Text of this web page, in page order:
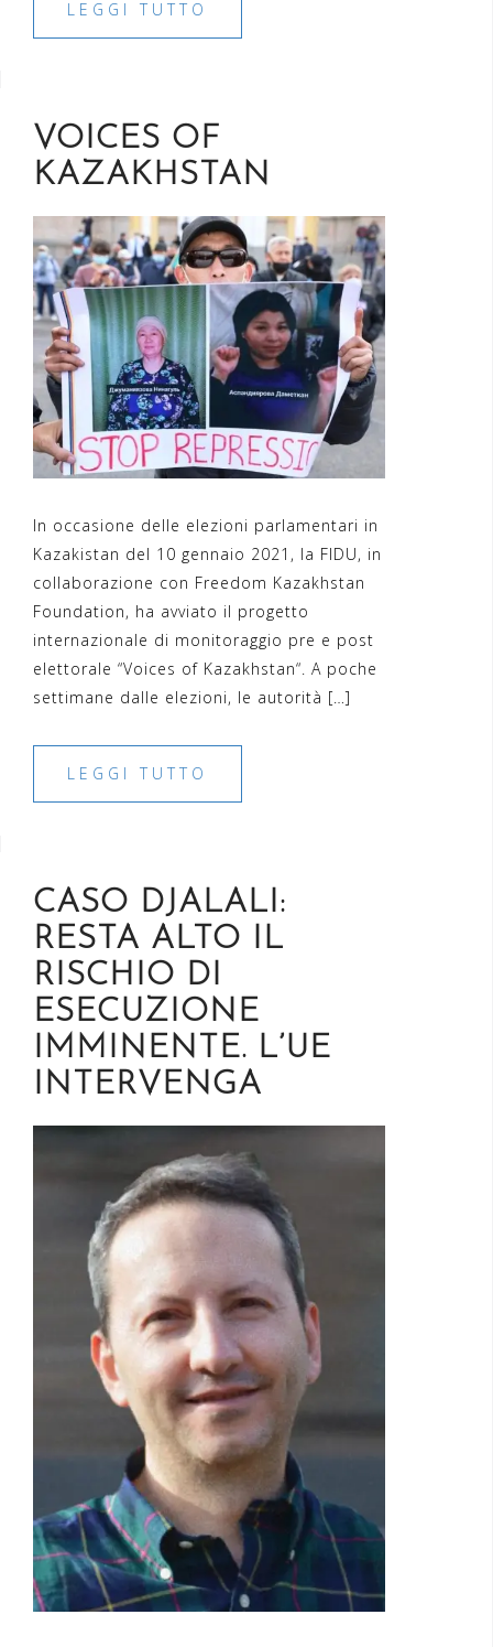
LEGGI TUTTO
VOICES OF
KAZAKHSTAN
In occasione delle elezioni parlamentari in
Kazakistan del 10 gennaio 2021, la FIDU, in
collaborazione con Freedom Kazakhstan
Foundation, ha avviato il progetto
internazionale di monitoraggio pre e post
elettorale “Voices of Kazakhstan“. A poche
settimane dalle elezioni, le autorità […]
LEGGI TUTTO
CASO DJALALI:
RESTA ALTO IL
RISCHIO DI
ESECUZIONE
IMMINENTE. L’UE
INTERVENGA